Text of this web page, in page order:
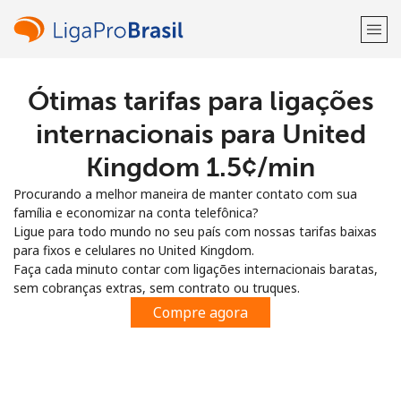
Bem-vindo(a)!
Já tem uma conta?
Entrar com
ou
Ótimas tarifas para ligações
internacionais para United
Kingdom ⁦1.5¢⁩/min
Procurando a melhor maneira de manter contato com sua
família e economizar na conta telefônica?
Ligue para todo mundo no seu país com nossas tarifas baixas
para fixos e celulares no United Kingdom.
Faça cada minuto contar com ligações internacionais baratas,
sem cobranças extras, sem contrato ou truques.
Compre agora